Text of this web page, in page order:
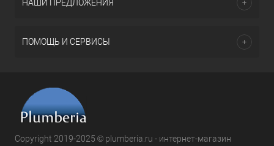
НАШИ ПРЕДЛОЖЕНИЯ
ПОМОЩЬ И СЕРВИСЫ
Copyright 2019-2025 © plumberia.ru - интернет-магазин